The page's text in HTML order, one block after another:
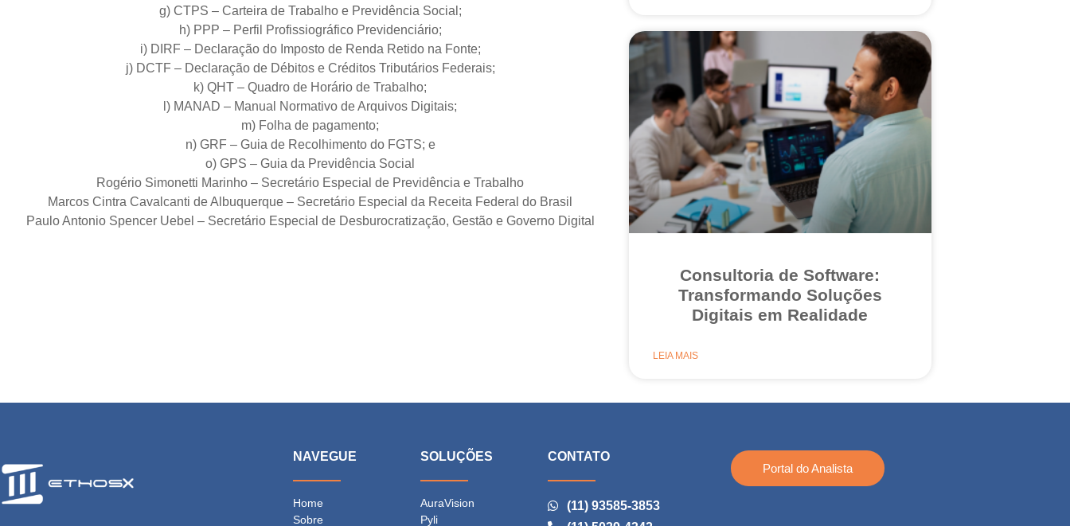
g) CTPS – Carteira de Trabalho e Previdência Social;
h) PPP – Perfil Profissiográfico Previdenciário;
i) DIRF – Declaração do Imposto de Renda Retido na Fonte;
j) DCTF – Declaração de Débitos e Créditos Tributários Federais;
k) QHT – Quadro de Horário de Trabalho;
l) MANAD – Manual Normativo de Arquivos Digitais;
m) Folha de pagamento;
n) GRF – Guia de Recolhimento do FGTS; e
o) GPS – Guia da Previdência Social
Rogério Simonetti Marinho – Secretário Especial de Previdência e Trabalho
Marcos Cintra Cavalcanti de Albuquerque – Secretário Especial da Receita Federal do Brasil
Paulo Antonio Spencer Uebel – Secretário Especial de Desburocratização, Gestão e Governo Digital
Consultoria de Software:
Transformando Soluções
Digitais em Realidade
LEIA MAIS
NAVEGUE
Home
Sobre
SOLUÇÕES
AuraVision
Pyli
CONTATO
(11) 93585-3853
Portal do Analista